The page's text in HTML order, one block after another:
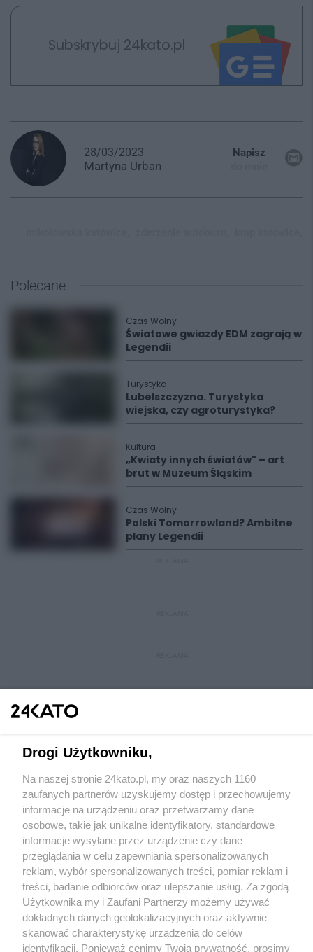
Subskrybuj 24kato.pl
28/03/2023
Martyna Urban
Napisz
Polecane
Czas Wolny
Światowe gwiazdy EDM zagrają w
Legendii
Turystyka
Lubelszczyzna. Turystyka
wiejska, czy agroturystyka?
Kultura
„Kwiaty innych światów" – art
brut w Muzeum Śląskim
Czas Wolny
Polski Tomorrowland? Ambitne
plany Legendii
Wydawca mediów lokalnych
Nie zapomnij
zapoznać się z:
polityką prywatności regulamin korzystania z portali
Twojemiasto
Piekary Śląskie
Chorzów
Skontakuj sięz nami
Kontakt
Wydawca
Drogi Użytkowniku,
Na naszej stronie 24kato.pl, my oraz naszych 1160
zaufanych partnerów uzyskujemy dostęp i przechowujemy
informacje na urządzeniu oraz przetwarzamy dane
osobowe, takie jak unikalne identyfikatory, standardowe
informacje wysyłane przez urządzenie czy dane
przeglądania w celu zapewniania spersonalizowanych
reklam, wybór spersonalizowanych treści, pomiar reklam i
treści, badanie odbiorców oraz ulepszanie usług. Za zgodą
Użytkownika my i Zaufani Partnerzy możemy używać
dokładnych danych geolokalizacyjnych oraz aktywnie
skanować charakterystykę urządzenia do celów
identyfikacji. Ponieważ cenimy Twoją prywatność, prosimy